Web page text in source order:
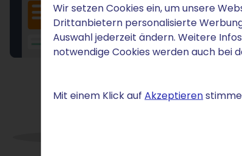
Wir setzen Cookies ein, um unsere
Drittanbietern personalisierte
Auswahl jederzeit ändern. Weitere
notwendige Cookies werden auch bei
Mit einem Klick aufAkzeptieren